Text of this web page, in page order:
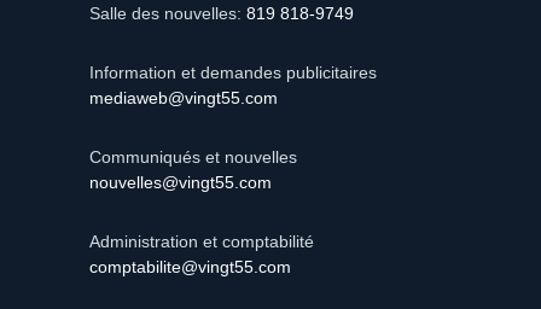
Salle des nouvelles: 819 818-9749
Information et demandes publicitaires
mediaweb@vingt55.com
Communiqués et nouvelles
nouvelles@vingt55.com
Administration et comptabilité
comptabilite@vingt55.com